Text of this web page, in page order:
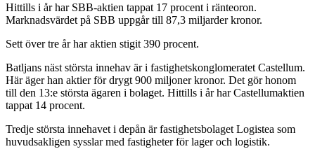
Hittills i år har SBB-aktien tappat 17 procent i ränteoron.
Marknadsvärdet på SBB uppgår till 87,3 miljarder kronor.
Sett över tre år har aktien stigit 390 procent.
Batljans näst största innehav är i fastighetskonglomeratet Castellum.
Här äger han aktier för drygt 900 miljoner kronor. Det gör honom
till den 13:e största ägaren i bolaget. Hittills i år har Castellumaktien
tappat 14 procent.
Tredje största innehavet i depån är fastighetsbolaget Logistea som
huvudsakligen sysslar med fastigheter för lager och logistik.